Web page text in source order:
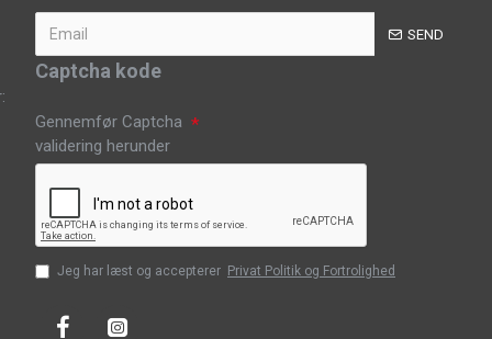
SEND
Captcha kode
Gennemfør Captcha
validering herunder
Jeg har læst og accepterer Privat Politik og Fortrolighed